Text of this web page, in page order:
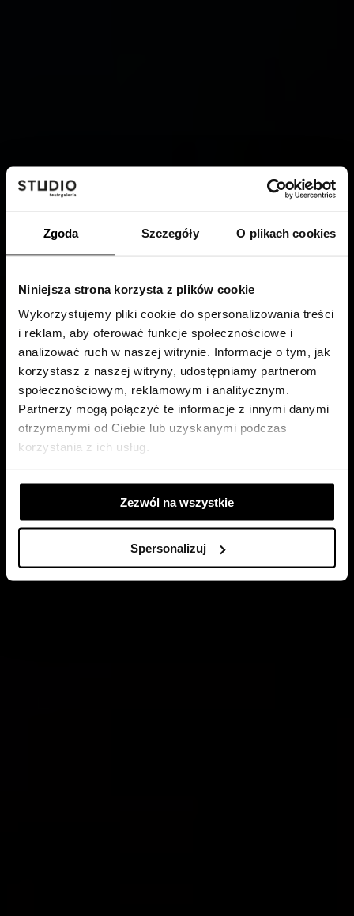
Zgoda Szczegóły O plikach cookies
Niniejsza strona korzysta z plików cookie
Wykorzystujemy pliki cookie do spersonalizowania treści
i reklam, aby oferować funkcje społecznościowe i
analizować ruch w naszej witrynie. Informacje o tym, jak
korzystasz z naszej witryny, udostępniamy partnerom
społecznościowym, reklamowym i analitycznym.
Partnerzy mogą połączyć te informacje z innymi danymi
otrzymanymi od Ciebie lub uzyskanymi podczas
korzystania z ich usług.
Zezwól na wszystkie
Spersonalizuj
KURATOR: HUBERT GROMNY